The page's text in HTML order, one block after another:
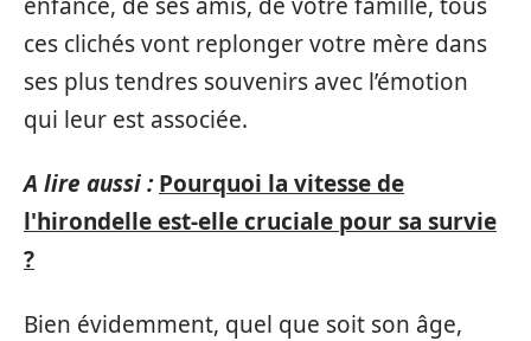
ces clichés vont replonger votre mère dans
ses plus tendres souvenirs avec l’émotion
qui leur est associée.
A lire aussi : Pourquoi la vitesse de
l'hirondelle est-elle cruciale pour sa survie
?
Bien évidemment, quel que soit son âge,